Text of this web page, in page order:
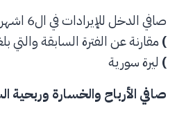
صافي الدخل للإيرادات في ال6 اشهر
) مقارنة عن الفترة السابقة والتي
) ليرة سورية
صافي الأرباح والخسارة وربحية